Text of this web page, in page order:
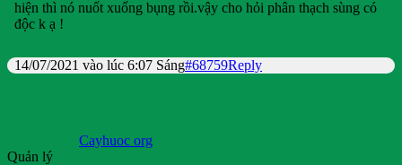
hiện thì nó nuốt xuống bụng rồi.vậy cho hỏi phân thạch sùng có
độc k ạ !
14/07/2021 vào lúc 6:07 Sáng#68759Reply
Cayhuoc org
Quản lý